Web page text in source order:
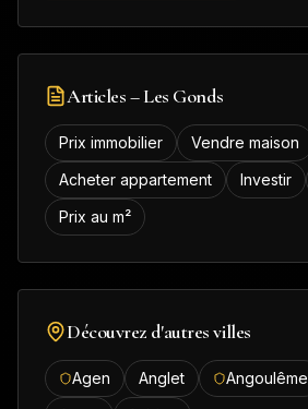
Articles –Les Gonds
Prix immobilier
Vendre maison
Acheter appartement
Investir
Prix au m²
Découvrez d'autres villes
Agen Anglet Angoulême